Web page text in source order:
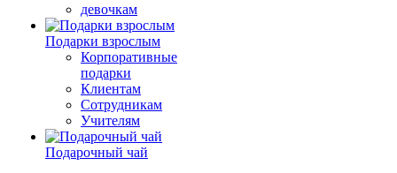
девочкам
Подарки взрослым
Корпоративные
подарки
Клиентам
Сотрудникам
Учителям
Подарочный чай